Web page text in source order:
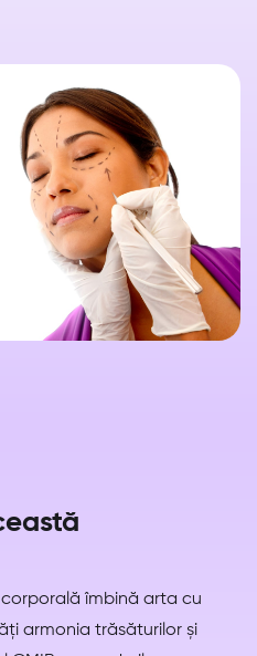
îmbină arta cu
armonia trăsăturilor și